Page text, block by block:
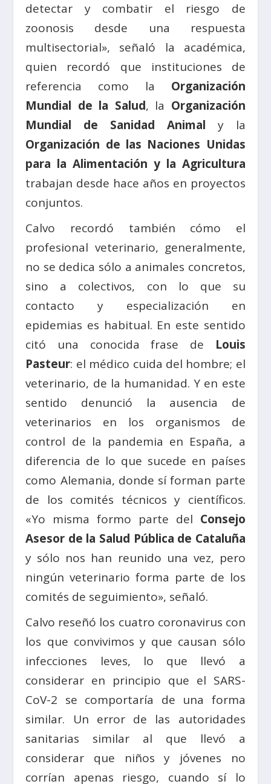
detectar y combatir el riesgo de
zoonosis desde una respuesta
multisectorial», señaló la académica,
quien recordó que instituciones de
referencia como la Organización
Mundial de la Salud, la Organización
Mundial de Sanidad Animal y la
Organización de las Naciones Unidas
para la Alimentación y la Agricultura
trabajan desde hace años en proyectos
conjuntos.
Calvo recordó también cómo el
profesional veterinario, generalmente,
no se dedica sólo a animales concretos,
sino a colectivos, con lo que su
contacto y especialización en
epidemias es habitual. En este sentido
citó una conocida frase de Louis
Pasteur: el médico cuida del hombre; el
veterinario, de la humanidad. Y en este
sentido denunció la ausencia de
veterinarios en los organismos de
control de la pandemia en España, a
diferencia de lo que sucede en países
como Alemania, donde sí forman parte
de los comités técnicos y científicos.
«Yo misma formo parte del Consejo
Asesor de la Salud Pública de Cataluña
y sólo nos han reunido una vez, pero
ningún veterinario forma parte de los
comités de seguimiento», señaló.
Calvo reseñó los cuatro coronavirus con
los que convivimos y que causan sólo
infecciones leves, lo que llevó a
considerar en principio que el SARS-
CoV-2 se comportaría de una forma
similar. Un error de las autoridades
sanitarias similar al que llevó a
considerar que niños y jóvenes no
corrían apenas riesgo, cuando sí lo